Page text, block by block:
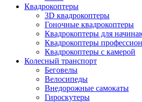
Квадрокоптеры
3D квадрокоптеры
Гоночные квадрокоптеры
Квадрокоптеры для
Квадрокоптеры
Квадрокоптеры с камерой
Колесный транспорт
Беговелы
Велосипеды
Внедорожные самокаты
Гироскутеры